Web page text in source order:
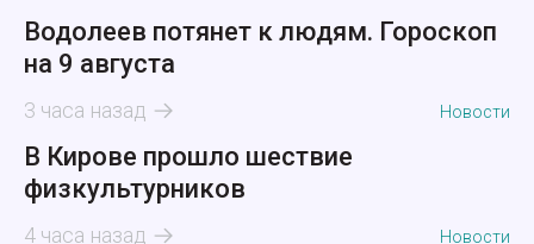
Водолеев потянет к людям. Гороскоп
на 9 августа
3 часа назад Новости
В Кирове прошло шествие
физкультурников
4 часа назад Новости